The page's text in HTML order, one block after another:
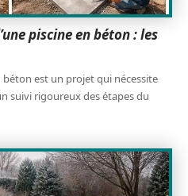
piscine en béton : les
est un projet qui nécessite
suivi rigoureux des étapes du